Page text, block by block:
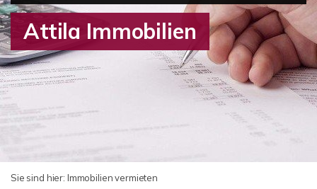
Attila Immobilien
Sie sind hier: Immobilien vermieten